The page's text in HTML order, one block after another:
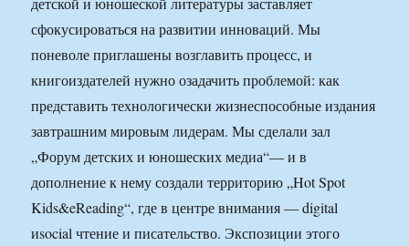
сфокусироваться на развитии инноваций. Мы
поневоле приглашены возглавить процесс, и
книгоиздателей нужно озадачить проблемой: как
представить технологически жизнеспособные издания
завтрашним мировым лидерам. Мы сделали зал
„Форум детских и юношеских медиа“— и в
дополнение к нему создали территорию „Hot Spot
Kids&eReading“, где в центре внимания — digital
иsocial чтение и писательство. Экспозиции этого